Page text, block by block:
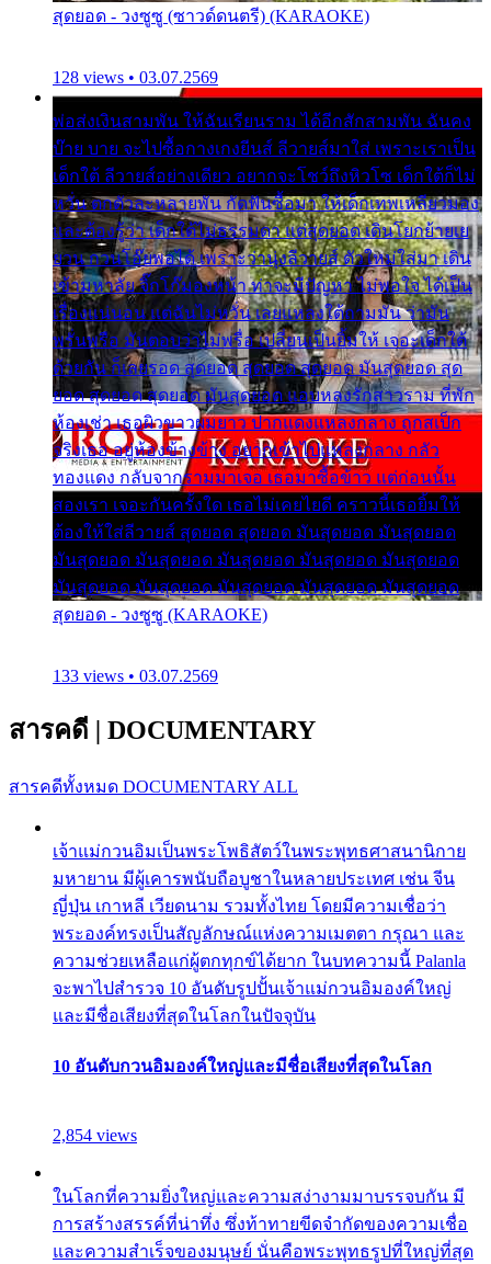
สุดยอด - วงซูซู (ซาวด์ดนตรี) (KARAOKE)
128 views • 03.07.2569
พ่อส่งเงินสามพัน ให้ฉันเรียนราม ได้อีกสักสามพัน ฉันคง
บ๊าย บาย จะไปซื้อกางเกงยีนส์ ลีวายส์มาใส่ เพราะเราเป็น
เด็กใต้ ลีวายส์อย่างเดียว อยากจะโชว์ถึงหิวโซ เด็กใต้ก็ไม่
หวั่น ตกตัวละหลายพัน กัดฟันซื้อมา ให้เด็กเทพเหลียวมอง
และต้องรู้ว่า เด็กใต้ไม่ธรรมดา แต่สุดยอด เดินโยกย้ายเย
ยวน กวนโอ๊ยพอได้ เพราะว่านุ่งลีวายส์ ตัวใหม่ใส่มา เดิน
เข้ามหาลัย จิ๊กโก๊มองหน้า ท่าจะมีปัญหา ไม่พอใจ ได้เป็น
เรื่องแน่นอน แต่ฉันไม่หวั่น เลยแหลงใต้ถามมัน ว่ามัน
พรั่นพรือ มันตอบว่าไม่พรื่อ เปลี่ยนเป็นยิ้มให้ เจอะเด็กใต้
ด้วยกัน ก็เลยรอด สุดยอด สุดยอด สุดยอด มันสุดยอด สุด
ยอด สุดยอด สุดยอด มันสุดยอด แอบหลงรักสาวราม ที่พัก
ห้องเช่า เธอผิวขาวผมยาว ปากแดงแหลงกลาง ถูกสเป็ก
จริงเธอ อยู่ห้องข้างข้าง อยากเข้าไปแหลงกลาง กลัว
ทองแดง กลับจากรามมาเจอ เธอมาซื้อข้าว แต่ก่อนนั้น
สองเรา เจอะกันครั้งใด เธอไม่เคยไยดี คราวนี้เธอยิ้มให้
ต้องให้ใส่ลีวายส์ สุดยอด สุดยอด มันสุดยอด มันสุดยอด
มันสุดยอด มันสุดยอด มันสุดยอด มันสุดยอด มันสุดยอด
มันสุดยอด มันสุดยอด มันสุดยอด มันสุดยอด มันสุดยอด
สุดยอด - วงซูซู (KARAOKE)
133 views • 03.07.2569
สารคดี | DOCUMENTARY
สารคดีทั้งหมด DOCUMENTARY ALL
เจ้าแม่กวนอิมเป็นพระโพธิสัตว์ในพระพุทธศาสนานิกาย
มหายาน มีผู้เคารพนับถือบูชาในหลายประเทศ เช่น จีน
ญี่ปุ่น เกาหลี เวียดนาม รวมทั้งไทย โดยมีความเชื่อว่า
พระองค์ทรงเป็นสัญลักษณ์แห่งความเมตตา กรุณา และ
ความช่วยเหลือแก่ผู้ตกทุกข์ได้ยาก ในบทความนี้ Palanla
จะพาไปสำรวจ 10 อันดับรูปปั้นเจ้าแม่กวนอิมองค์ใหญ่
และมีชื่อเสียงที่สุดในโลกในปัจจุบัน
10 อันดับกวนอิมองค์ใหญ่และมีชื่อเสียงที่สุดในโลก
2,854 views
ในโลกที่ความยิ่งใหญ่และความสง่างามมาบรรจบกัน มี
การสร้างสรรค์ที่น่าทึ่ง ซึ่งท้าทายขีดจำกัดของความเชื่อ
และความสำเร็จของมนุษย์ นั่นคือพระพุทธรูปที่ใหญ่ที่สุด